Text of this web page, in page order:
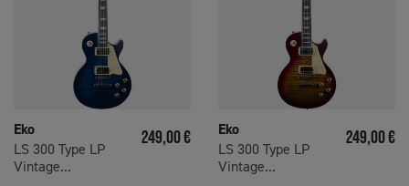
Eko
LS 300 Type LP
Vintage...
Prix
249,00 €
Eko
LS 300 Type LP
Vintage...
Prix
249,00 €